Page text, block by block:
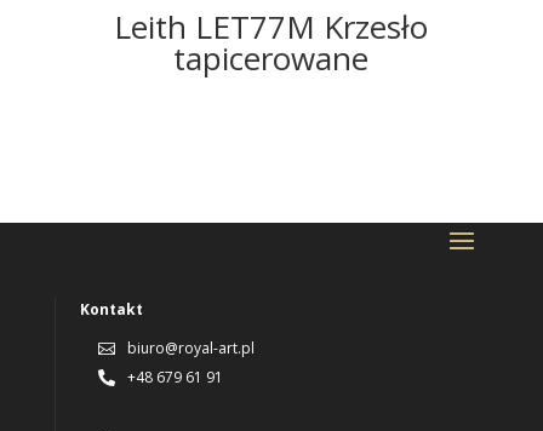
Leith LET77M Krzesło
tapicerowane
Kontakt
 biuro@royal-art.pl
 +48 679 61 91